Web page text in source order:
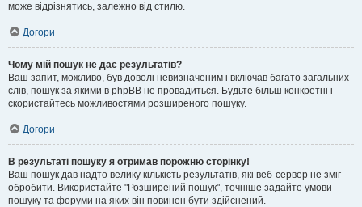
може відрізнятись, залежно від стилю.
Догори
Чому мій пошук не дає результатів?
Ваш запит, можливо, був доволі невизначеним і включав багато загальних
слів, пошук за якими в phpBB не провадиться. Будьте більш конкретні і
скористайтесь можливостями розширеного пошуку.
Догори
В результаті пошуку я отримав порожню сторінку!
Ваш пошук дав надто велику кількість результатів, які веб-сервер не зміг
обробити. Використайте "Розширений пошук", точніше задайте умови
пошуку та форуми на яких він повинен бути здійснений.